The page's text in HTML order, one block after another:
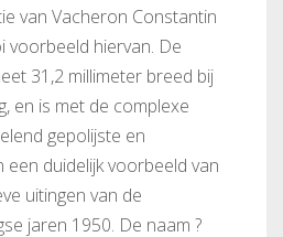
van Vacheron Constantin
voorbeeld hiervan. De
31,2 millimeter breed bij
en is met de complexe
gepolijste en
een duidelijk voorbeeld van
uitingen van de
jaren 1950. De naam ?